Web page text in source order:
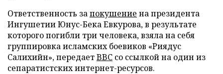
Ответственность запокушение на президента
Ингушетии Юнус-Бека Евкурова, в результате
которого погибли три человека, взяла на себя
группировка исламских боевиков «Риядус
Салихийн», передаетBBC со ссылкой на один из
сепаратистских интернет-ресурсов.